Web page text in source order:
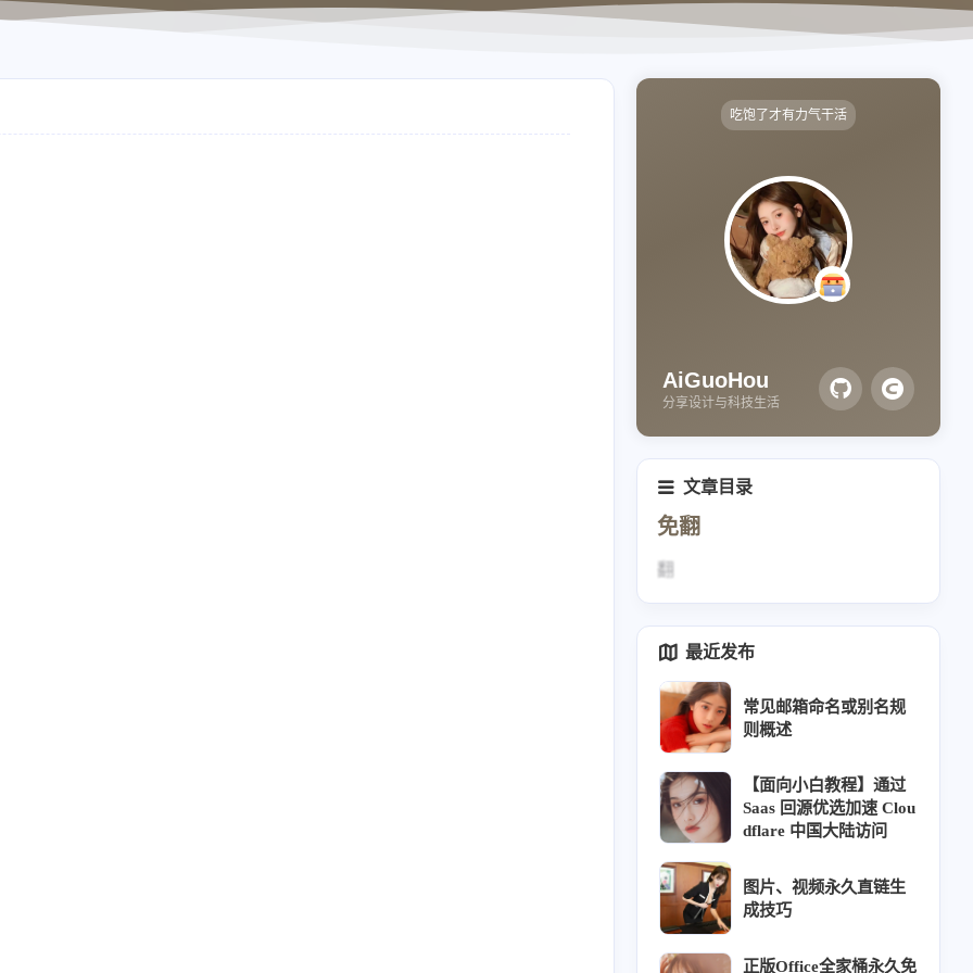
吃饱了才有力气干活
AiGuoHou
分享设计与科技生活
文章目录
免翻
最近发布
常见邮箱命名或别名规
则概述
【面向小白教程】通过
Saas 回源优选加速 Clou
dflare 中国大陆访问
图片、视频永久直链生
成技巧
正版Office全家桶永久免